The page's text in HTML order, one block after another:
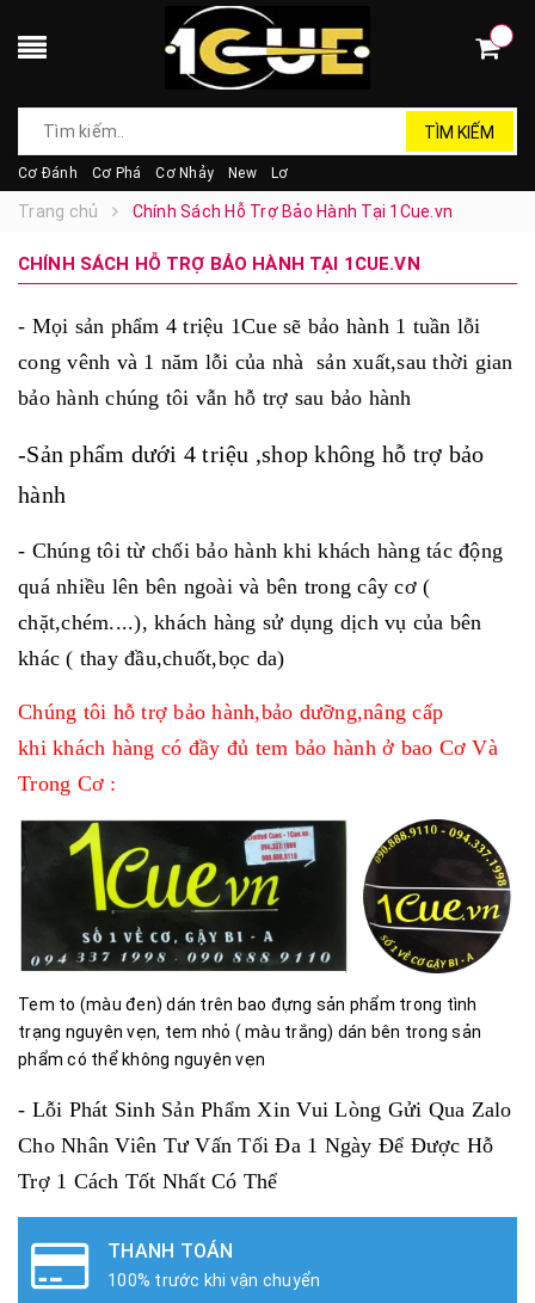
TÌM KIẾM
Cơ Đánh Cơ Phá Cơ Nhảy New Lơ
Trang chủ Chính Sách Hỗ Trợ Bảo Hành Tại 1Cue.vn
CHÍNH SÁCH HỖ TRỢ BẢO HÀNH TẠI 1CUE.VN
- Mọi sản phẩm 4 triệu 1Cue sẽ bảo hành 1 tuần lỗi
cong vênh và 1 năm lỗi của nhà sản xuất,sau thời gian
bảo hành chúng tôi vẫn hỗ trợ sau bảo hành
-Sản phẩm dưới 4 triệu ,shop không hỗ trợ bảo
hành
- Chúng tôi từ chối bảo hành khi khách hàng tác động
quá nhiều lên bên ngoài và bên trong cây cơ (
chặt,chém....), khách hàng sử dụng dịch vụ của bên
khác ( thay đầu,chuốt,bọc da)
Chúng tôi hỗ trợ bảo hành,bảo dưỡng,nâng cấp
khi khách hàng có đầy đủ tem bảo hành ở bao Cơ Và
Trong Cơ :
Tem to (màu đen) dán trên bao đựng sản phẩm trong tình
trạng nguyên vẹn, tem nhỏ ( màu trắng) dán bên trong sản
phẩm có thể không nguyên vẹn
- Lỗi Phát Sinh Sản Phẩm Xin Vui Lòng Gửi Qua Zalo
Cho Nhân Viên Tư Vấn Tối Đa 1 Ngày Để Được Hỗ
Trợ 1 Cách Tốt Nhất Có Thể
THANH TOÁN
100% trước khi vận chuyển